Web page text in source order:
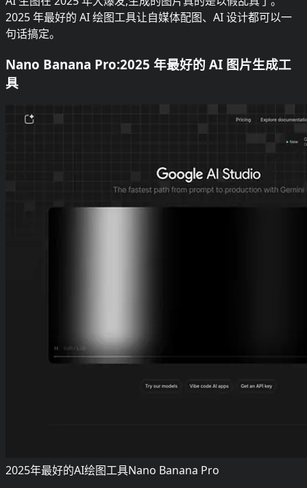
2025 年最好的 AI 绘图工具让自媒体配图、AI 设计都可以一
句话搞定。
Nano Banana Pro:2025 年最好的 AI 图片生成工
具
2025年最好的AI绘图工具Nano Banana Pro